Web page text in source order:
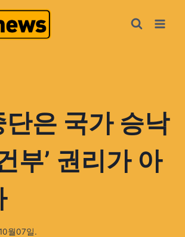
단은 국가 승낙
부’ 권리가 아
월07일.